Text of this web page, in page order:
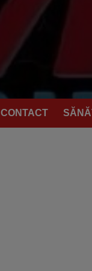
CONTACT